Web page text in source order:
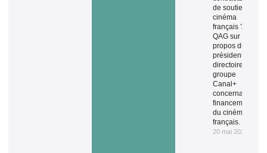
de soutien au
cinéma
français ? » –
QAG sur les
propos du
président du
directoire du
groupe
Canal+
concernant le
financement
du cinéma
français.
20 mai 2026